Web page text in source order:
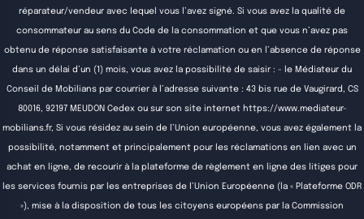
réparateur/vendeur avec lequel vous l’avez signé. Si vous avez la qualité de
consommateur au sens du Code de la consommation et que vous n’avez pas
obtenu de réponse satisfaisante à votre réclamation ou en l’absence de réponse
dans un délai d’un (1) mois, vous avez la possibilité de saisir : - le Médiateur du
Conseil de Mobilians par courrier à l’adresse suivante : 43 bis rue de Vaugirard, CS
80016, 92197 MEUDON Cedex ou sur son site internet https://www.mediateur-
mobilians.fr, Si vous résidez au sein de l’Union européenne, vous avez également la
possibilité, notamment et principalement pour les réclamations en lien avec un
achat en ligne, de recourir à la plateforme de règlement en ligne des litiges pour
les services fournis par les entreprises de l’Union Européenne (la « Plateforme ODR
»), mise à la disposition de tous les citoyens européens par la Commission